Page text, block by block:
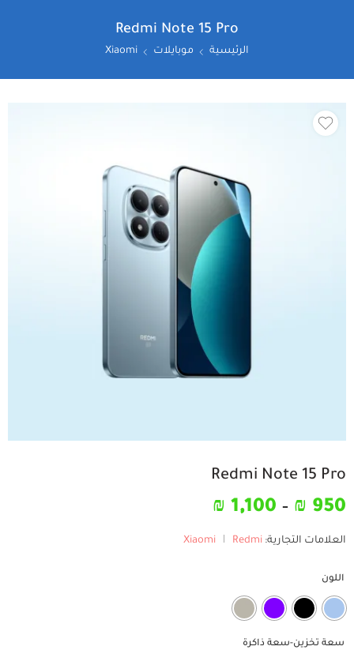
Redmi Note 15 Pro
الرئيسية موبايلات Xiaomi
Redmi Note 15 Pro
950
₪
–
1,100
₪
العلامات التجارية: Redmi
Xiaomi
اللون
سعة تخزين-سعة ذاكرة